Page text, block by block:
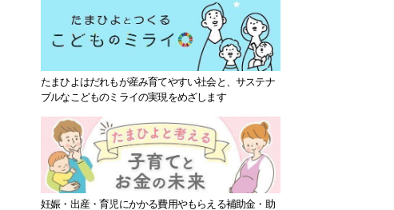
たまひよはだれもが産み育てやすい社会と、サステナ
ブルなこどものミライの実現をめざします
妊娠・出産・育児にかかる費用やもらえる補助金・助